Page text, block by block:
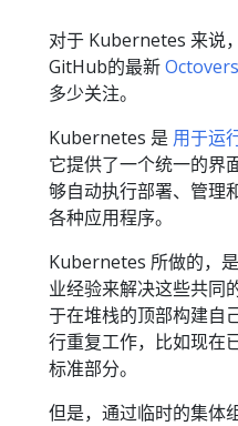
对于 Kubernetes 来说
GitHub的最新
多少关注。
Kubernetes 是 用于运
它提供了一个统一的界
够自动执行部署、管理
各种应用程序。
Kubernetes 所做的，
业经验来解决这些共同
于在堆栈的顶部构建自
行重复工作，比如现在
标准部分。
但是，通过临时的集体